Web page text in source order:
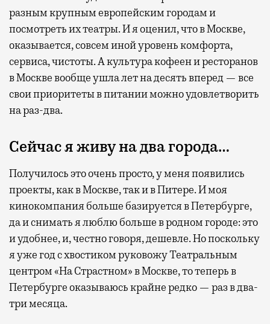
разным крупным европейским городам и
посмотреть их театры. И я оценил, что в Москве,
оказывается, совсем иной уровень комфорта,
сервиса, чистоты. А культура кофеен и ресторанов
в Москве вообще ушла лет на десять вперед — все
свои приоритеты в питании можно удовлетворить
на раз-два.
Сейчас я живу на два города…
Получилось это очень просто, у меня появились
проекты, как в Москве, так и в Питере. И моя
кинокомпания больше базируется в Петербурге,
да и снимать я люблю больше в родном городе: это
и удобнее, и, честно говоря, дешевле. Но поскольку
я уже год с хвостиком руковожу Театральным
центром «На Страстном» в Москве, то теперь в
Петербурге оказываюсь крайне редко — раз в два-
три месяца.